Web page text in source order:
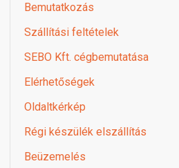
Bemutatkozás
Szállítási feltételek
SEBO Kft. cégbemutatása
Elérhetőségek
Oldaltkérkép
Régi készülék elszállítás
Beüzemelés